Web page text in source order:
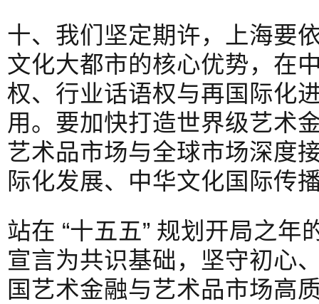
十、我们坚定期许，上海要
文化大都市的核心优势，在
权、行业话语权与再国际化
用。要加快打造世界级艺术
艺术品市场与全球市场深度
际化发展、中华文化国际传
站在 “十五五” 规划开局之年
宣言为共识基础，坚守初心
国艺术金融与艺术品市场高